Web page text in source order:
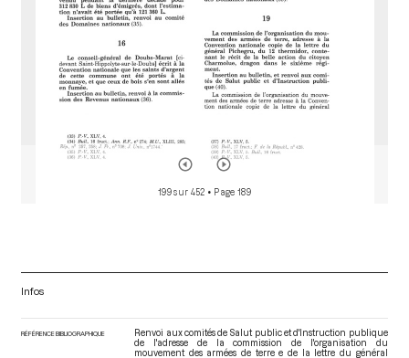
199 sur 452 • Page 189
Infos
RÉFÉRENCE BIBLIOGRAPHIQUE
Renvoi aux comités de Salut public et d'Instruction publique
de l'adresse de la commission de l'organisation du
mouvement des armées de terre e de la lettre du général